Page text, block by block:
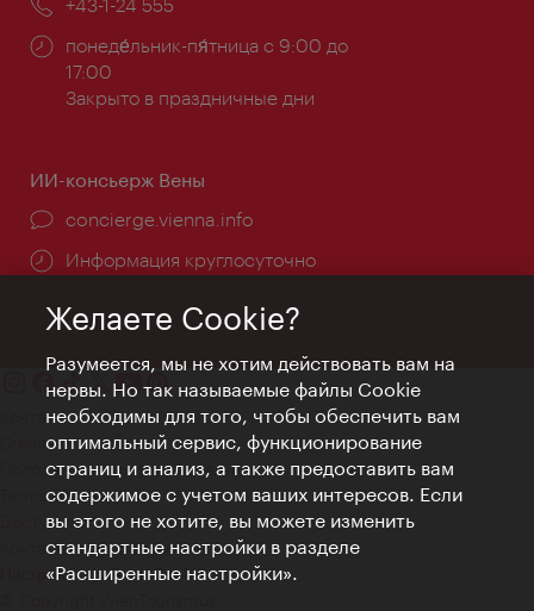
Часы
работы:
понеде́льник-пя́тница с 9:00 до
17:00
Закрыто в праздничные дни
ИИ-консьерж Вены
concierge.vienna.info
Информация круглосуточно
Контакт
Credits
Положение о конфиденциальности
Terms of Use
Доступность
Контакты для прессы
Настройки файлов Cookie
Желаете Cookie?
Разумеется, мы не хотим действовать вам на
нервы. Но так называемые файлы Cookie
необходимы для того, чтобы обеспечить вам
оптимальный сервис, функционирование
страниц и анализ, а также предоставить вам
содержимое с учетом ваших интересов. Если
вы этого не хотите, вы можете изменить
стандартные настройки в разделе
«Расширенные настройки».